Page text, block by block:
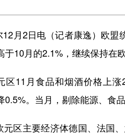
2日电（记者康逸）欧盟
于10月的2.1%，继续保持在
11月食品和烟酒价格上涨
0.5%。当月，剔除能源、食
主要经济体德国、法国、